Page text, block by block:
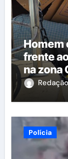
Homem
frente
na zona
Polícia